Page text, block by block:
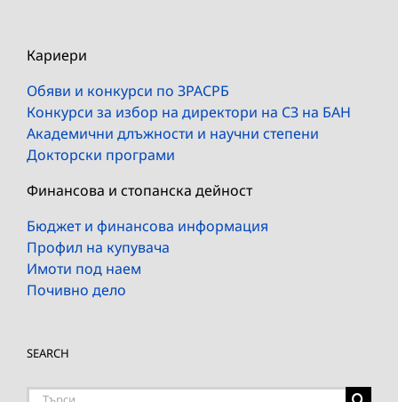
Кариери
Обяви и конкурси по ЗРАСРБ
Конкурси за избор на директори на СЗ на БАН
Академични длъжности и научни степени
Докторски програми
Финансова и стопанска дейност
Бюджет и финансова информация
Профил на купувача
Имоти под наем
Почивно дело
SEARCH
Търсене